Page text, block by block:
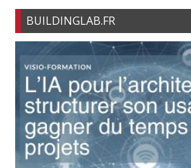
BUILDINGLAB.FR